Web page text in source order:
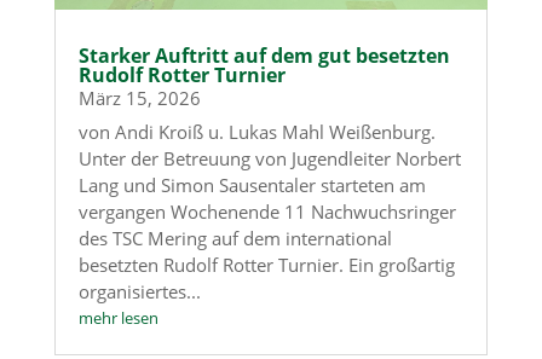
Starker Auftritt auf dem gut besetzten
Rudolf Rotter Turnier
März 15, 2026
von Andi Kroiß u. Lukas Mahl Weißenburg.
Unter der Betreuung von Jugendleiter Norbert
Lang und Simon Sausentaler starteten am
vergangen Wochenende 11 Nachwuchsringer
des TSC Mering auf dem international
besetzten Rudolf Rotter Turnier. Ein großartig
organisiertes...
mehr lesen